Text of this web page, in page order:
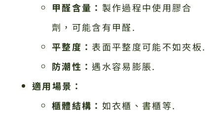
甲醛含量： 製作過程中使用膠合
劑，可能含有甲醛.
平整度： 表面平整度可能不如夾板.
防潮性：遇水容易膨脹.
適用場景：
櫃體結構： 如衣櫃、書櫃等.